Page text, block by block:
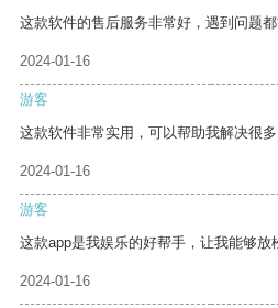
这款软件的售后服务非常好，遇到问题都
2024-01-16
游客
这款软件非常实用，可以帮助我解决很多
2024-01-16
游客
这款app是我娱乐的好帮手，让我能够放
2024-01-16